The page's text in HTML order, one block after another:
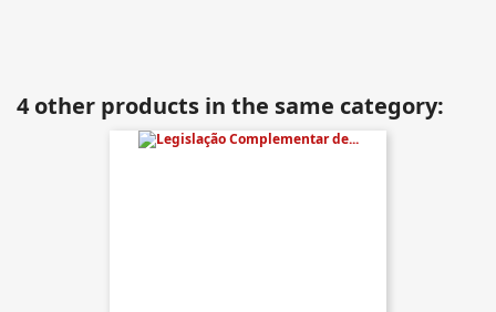
4 other products in the same category: